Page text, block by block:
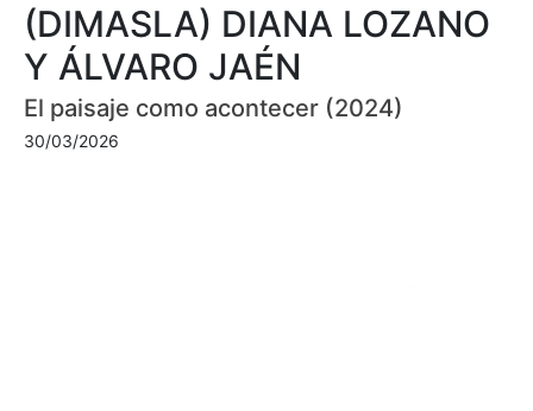
(DIMASLA) DIANA LOZANO
Y ÁLVARO JAÉN
El paisaje como acontecer (2024)
30/03/2026